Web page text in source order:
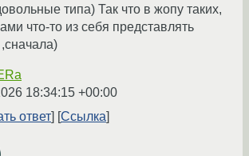
типа) Так что в жопу таких,
что-то из себя представлять
18:34:15 +00:00
ответ
Ссылка